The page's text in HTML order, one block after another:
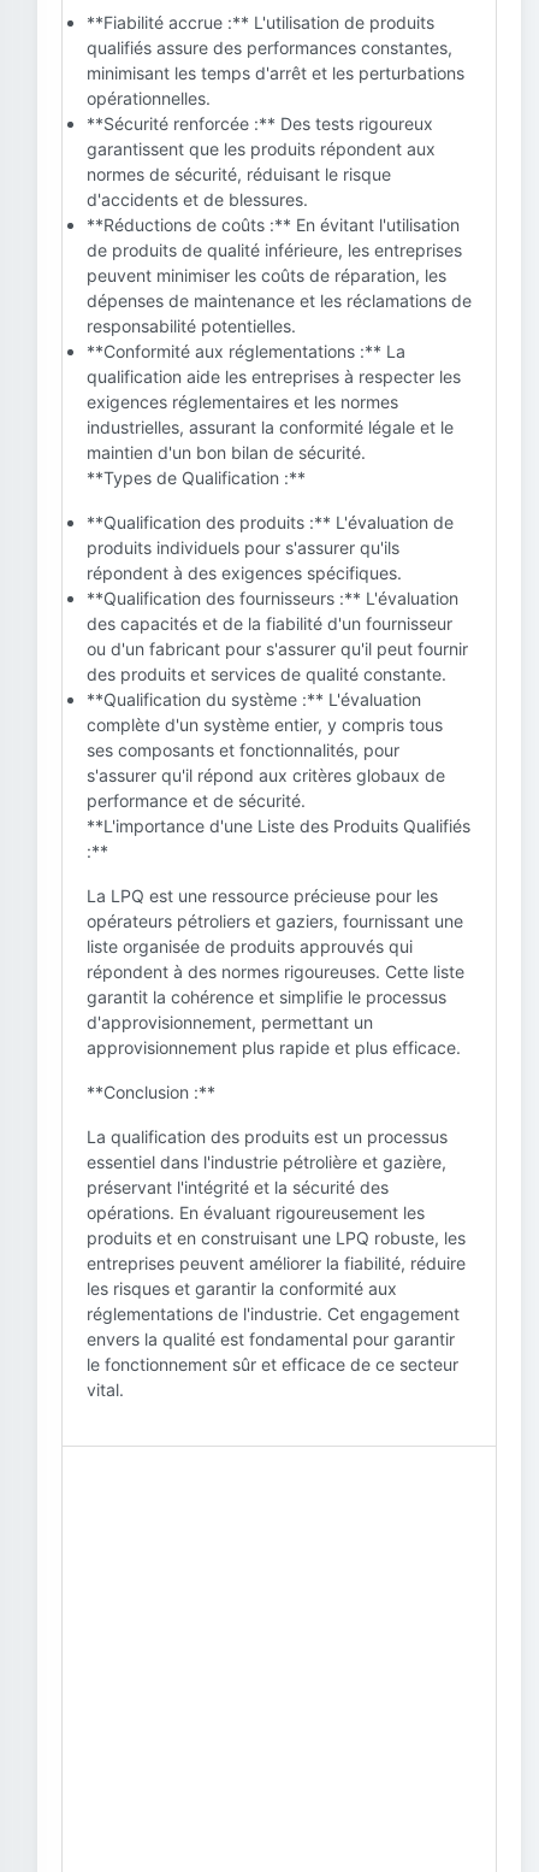
**Fiabilité accrue :** L'utilisation de produits
qualifiés assure des performances constantes,
minimisant les temps d'arrêt et les perturbations
opérationnelles.
**Sécurité renforcée :** Des tests rigoureux
garantissent que les produits répondent aux
normes de sécurité, réduisant le risque
d'accidents et de blessures.
**Réductions de coûts :** En évitant l'utilisation
de produits de qualité inférieure, les entreprises
peuvent minimiser les coûts de réparation, les
dépenses de maintenance et les réclamations de
responsabilité potentielles.
**Conformité aux réglementations :** La
qualification aide les entreprises à respecter les
exigences réglementaires et les normes
industrielles, assurant la conformité légale et le
maintien d'un bon bilan de sécurité.
**Types de Qualification :**
**Qualification des produits :** L'évaluation de
produits individuels pour s'assurer qu'ils
répondent à des exigences spécifiques.
**Qualification des fournisseurs :** L'évaluation
des capacités et de la fiabilité d'un fournisseur
ou d'un fabricant pour s'assurer qu'il peut fournir
des produits et services de qualité constante.
**Qualification du système :** L'évaluation
complète d'un système entier, y compris tous
ses composants et fonctionnalités, pour
s'assurer qu'il répond aux critères globaux de
performance et de sécurité.
**L'importance d'une Liste des Produits Qualifiés
:**
La LPQ est une ressource précieuse pour les
opérateurs pétroliers et gaziers, fournissant une
liste organisée de produits approuvés qui
répondent à des normes rigoureuses. Cette liste
garantit la cohérence et simplifie le processus
d'approvisionnement, permettant un
approvisionnement plus rapide et plus efficace.
**Conclusion :**
La qualification des produits est un processus
essentiel dans l'industrie pétrolière et gazière,
préservant l'intégrité et la sécurité des
opérations. En évaluant rigoureusement les
produits et en construisant une LPQ robuste, les
entreprises peuvent améliorer la fiabilité, réduire
les risques et garantir la conformité aux
réglementations de l'industrie. Cet engagement
envers la qualité est fondamental pour garantir
le fonctionnement sûr et efficace de ce secteur
vital.